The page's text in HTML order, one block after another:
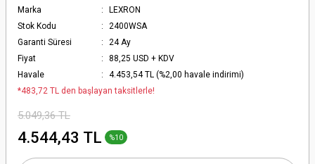
Marka
LEXRON
Stok Kodu
2400WSA
Garanti Süresi
24 Ay
Fiyat
88,25 USD + KDV
Havale
4.453,54 TL (%2,00 havale indirimi)
*483,72 TL den başlayan taksitlerle!
5.049,36 TL
4.544,43 TL %10